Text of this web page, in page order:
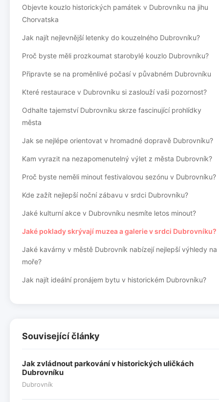
Objevte kouzlo historických památek v Dubrovníku na jihu
Chorvatska
Jak najít nejlevnější letenky do kouzelného Dubrovníku?
Proč byste měli prozkoumat starobylé kouzlo Dubrovníku?
Připravte se na proměnlivé počasí v půvabném Dubrovníku
Které restaurace v Dubrovníku si zaslouží vaši pozornost?
Odhalte tajemství Dubrovníku skrze fascinující prohlídky
města
Jak se nejlépe orientovat v hromadné dopravě Dubrovníku?
Kam vyrazit na nezapomenutelný výlet z města Dubrovník?
Proč byste neměli minout festivalovou sezónu v Dubrovníku?
Kde zažít nejlepší noční zábavu v srdci Dubrovníku?
Jaké kulturní akce v Dubrovníku nesmíte letos minout?
Jaké poklady skrývají muzea a galerie v srdci Dubrovníku?
Jaké kavárny v městě Dubrovník nabízejí nejlepší výhledy na
moře?
Jak najít ideální pronájem bytu v historickém Dubrovníku?
Související články
Jak zvládnout parkování v historických uličkách
Dubrovníku
Dubrovník